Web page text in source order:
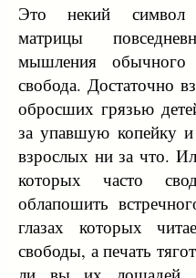
Это некий символ
матрицы
мышления
свобода. Достаточно
обросших грязью
за упавшую копейку
взрослых ни за что.
которых часто
облапошить
глазах которых
свободы, а печать